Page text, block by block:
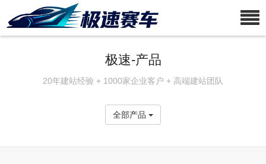
极速-产品
20年建站经验 + 1000家企业客户 + 高端建站团队
全部产品